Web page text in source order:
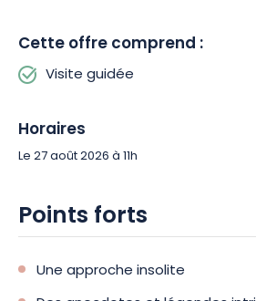
Cette offre comprend :
Visite guidée
Horaires
Le 27 août 2026 à 11h
Points forts
Une approche insolite